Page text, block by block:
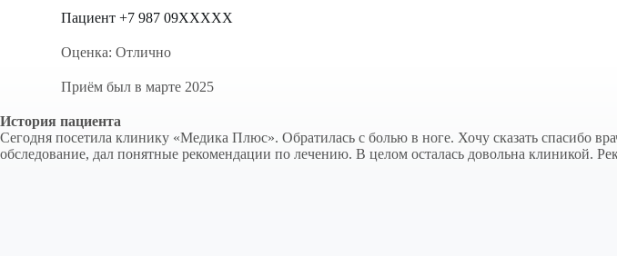
Пациент +7 987 09XXXXX
Оценка: Отлично
Приём был в марте 2025
История пациента
Сегодня посетила клинику «Медика Плюс». Обратилась с болью в ноге. Хочу сказать спасибо
обследование, дал понятные рекомендации по лечению. В целом осталась довольна клиникой.